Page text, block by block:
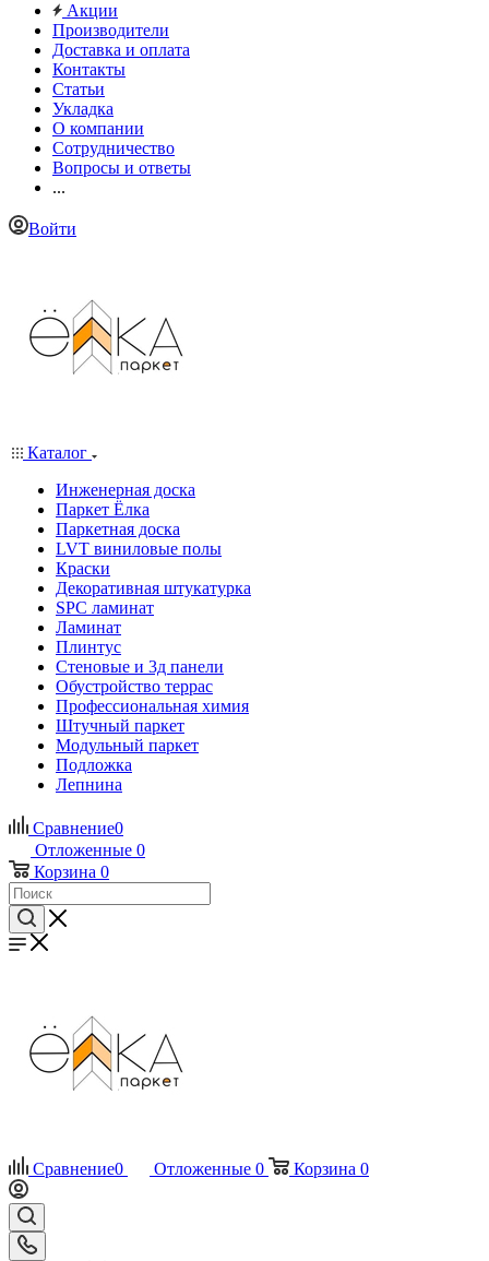
Акции
Производители
Доставка и оплата
Контакты
Статьи
Укладка
О компании
Сотрудничество
Вопросы и ответы
...
Войти
Каталог
Инженерная доска
Паркет Ёлка
Паркетная доска
LVT виниловые полы
Краски
Декоративная штукатурка
SPC ламинат
Ламинат
Плинтус
Стеновые и 3д панели
Обустройство террас
Профессиональная химия
Штучный паркет
Модульный паркет
Подложка
Лепнина
Сравнение0
Отложенные 0
Корзина 0
Сравнение0 Отложенные 0 Корзина 0